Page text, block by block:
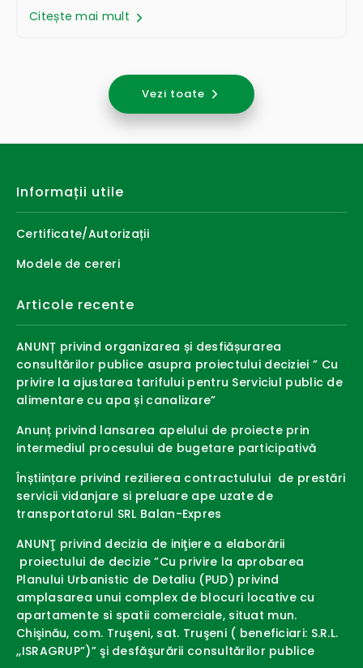
Citește mai mult
Vezi toate
Informații utile
Certificate/Autorizații
Modele de cereri
Articole recente
ANUNȚ privind organizarea și desfiășurarea
consultărilor publice asupra proiectului deciziei ” Cu
privire la ajustarea tarifului pentru Serviciul public de
alimentare cu apa și canalizare”
Anunț privind lansarea apelului de proiecte prin
intermediul procesului de bugetare participativă
Înștiințare privind rezilierea contractulului de prestări
servicii vidanjare si preluare ape uzate de
transportatorul SRL Balan-Expres
ANUNŢ privind decizia de iniţiere a elaborării
proiectului de decizie ”Cu privire la aprobarea
Planului Urbanistic de Detaliu (PUD) privind
amplasarea unui complex de blocuri locative cu
apartamente si spatii comerciale, situat mun.
Chişinău, com. Truşeni, sat. Truşeni ( beneficiari: S.R.L.
,,ISRAGRUP”)” şi desfăşurării consultărilor publice